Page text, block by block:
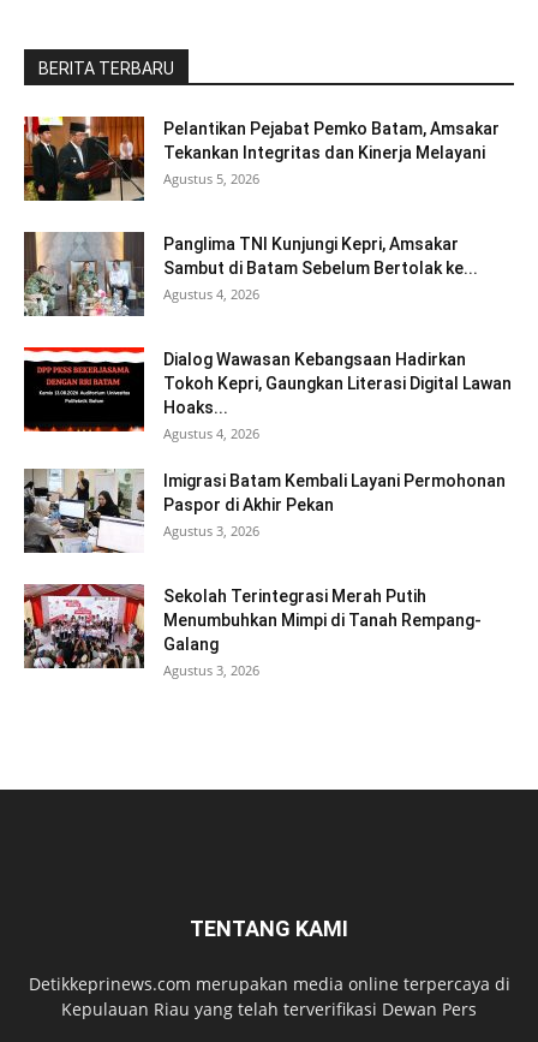
BERITA TERBARU
Pelantikan Pejabat Pemko Batam, Amsakar
Tekankan Integritas dan Kinerja Melayani
Agustus 5, 2026
Panglima TNI Kunjungi Kepri, Amsakar
Sambut di Batam Sebelum Bertolak ke...
Agustus 4, 2026
Dialog Wawasan Kebangsaan Hadirkan
Tokoh Kepri, Gaungkan Literasi Digital Lawan
Hoaks...
Agustus 4, 2026
Imigrasi Batam Kembali Layani Permohonan
Paspor di Akhir Pekan
Agustus 3, 2026
Sekolah Terintegrasi Merah Putih
Menumbuhkan Mimpi di Tanah Rempang-
Galang
Agustus 3, 2026
TENTANG KAMI
Detikkeprinews.com merupakan media online terpercaya di
Kepulauan Riau yang telah terverifikasi Dewan Pers